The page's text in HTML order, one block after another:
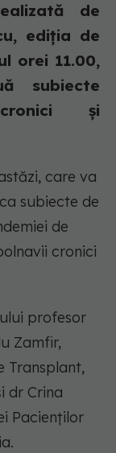
de
ediția de
orei 11.00,
subiecte
și
care va
subiecte de
de
cronici
profesor
Zamfir,
Transplant,
dr Crina
Pacienților